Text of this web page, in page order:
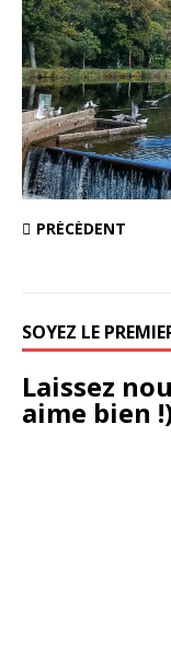
PRÉCÉDENT
SOYEZ LE
Laissez
aime bien